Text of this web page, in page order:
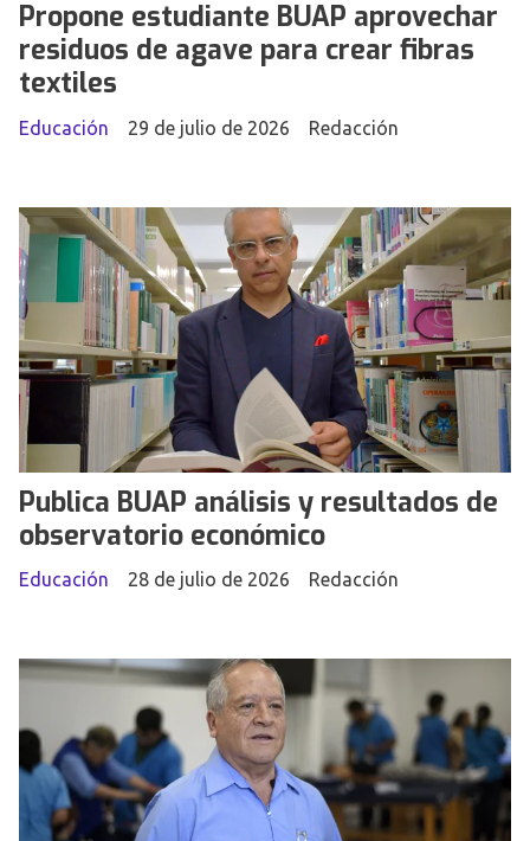
Propone estudiante BUAP aprovechar
residuos de agave para crear fibras
textiles
Redacción
Educación 29 de julio de 2026
Publica BUAP análisis y resultados de
observatorio económico
Redacción
Educación 28 de julio de 2026